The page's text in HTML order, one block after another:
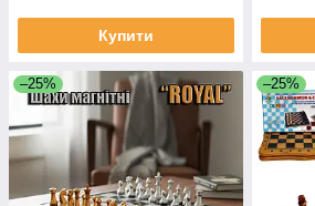
Купити
–25% –25%